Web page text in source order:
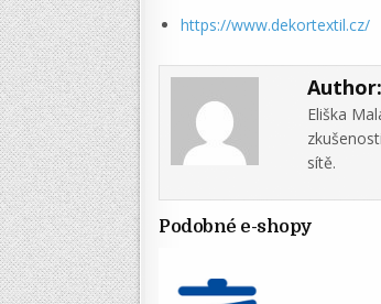
https://www.dekortextil.cz/
Author:
Eliška
sítě.
Podobné e-shopy